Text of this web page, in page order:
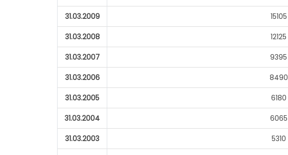
31.03.2009 15105
31.03.2008 12125
31.03.2007 9395
31.03.2006 8490
31.03.2005 6180
31.03.2004 6065
31.03.2003 5310